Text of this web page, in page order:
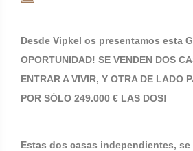
Desde Vipkel os presentamos esta
OPORTUNIDAD! SE VENDEN DOS
ENTRAR A VIVIR, Y OTRA DE LADO
POR SÓLO 249.000 € LAS DOS!
Estas dos casas independientes,